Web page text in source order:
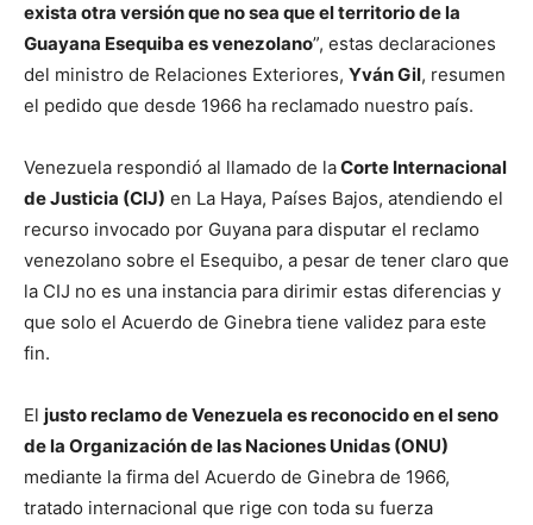
exista otra versión que no sea que el territorio de la
Guayana Esequiba es venezolano”, estas declaraciones
del ministro de Relaciones Exteriores, Yván Gil, resumen
el pedido que desde 1966 ha reclamado nuestro país.
Venezuela respondió al llamado de laCorte Internacional
de Justicia (CIJ) en La Haya, Países Bajos, atendiendo el
recurso invocado por Guyana para disputar el reclamo
venezolano sobre el Esequibo, a pesar de tener claro que
la CIJ no es una instancia para dirimir estas diferencias y
que solo el Acuerdo de Ginebra tiene validez para este
fin.
El justo reclamo de Venezuela es reconocido en el seno
de la Organización de las Naciones Unidas (ONU)
mediante la firma del Acuerdo de Ginebra de 1966,
tratado internacional que rige con toda su fuerza